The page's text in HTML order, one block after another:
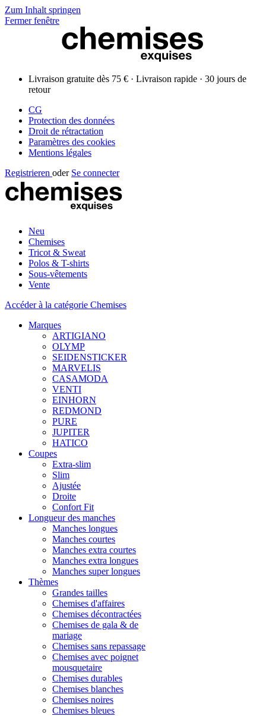
Zum Inhalt springen
Fermer fenêtre
Livraison gratuite dès 75 € · Livraison rapide · 30 jours de
retour
CG
Protection des données
Droit de rétractation
Paramètres des cookies
Mentions légales
Registrieren oder Se connecter
Neu
Chemises
Tricot & Sweat
Polos & T-shirts
Sous-vêtements
Vente
Accéder à la catégorie Chemises
Marques
ARTIGIANO
OLYMP
SEIDENSTICKER
MARVELIS
CASAMODA
VENTI
EINHORN
REDMOND
PURE
JUPITER
HATICO
Coupes
Extra-slim
Slim
Ajustée
Droite
Confort Fit
Longueur des manches
Manches longues
Manches courtes
Manches extra courtes
Manches extra longues
Manches super longues
Thèmes
Grandes tailles
Chemises d'affaires
Chemises décontractées
Chemises de gala & de
mariage
Chemises sans repassage
Chemises avec poignet
mousquetaire
Chemises durables
Chemises blanches
Chemises noires
Chemises bleues